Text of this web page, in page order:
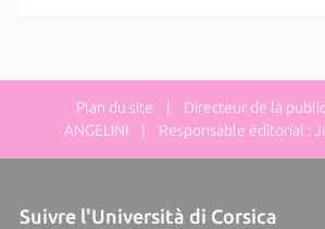
Plan du site | Directeur de la
ANGELINI | Responsable éditorial :
Suivre l'Università di Corsica